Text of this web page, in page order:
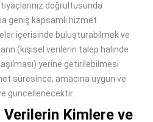
doğrultusunda
geniş kapsamlı hizmet
içerisinde buluşturabilmek ve
(kişisel verilerin talep halinde
yerine getirilebilmesi
süresince, amacına uygun ve
güncellenecektir.
Kimlere ve